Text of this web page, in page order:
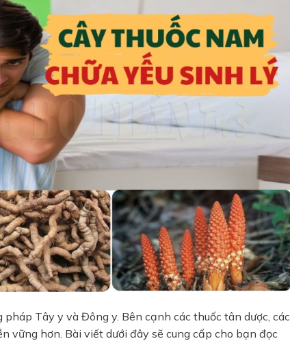
Tây y và Đông y. Bên cạnh các thuốc tân dược, các
vững hơn. Bài viết dưới đây sẽ cung cấp cho bạn đọc